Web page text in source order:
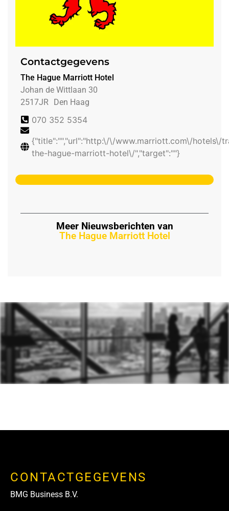
Contactgegevens
The Hague Marriott Hotel
Johan de Wittlaan 30
2517JR
Den Haag
070 352 5354
{"title":"","url":"http:\/\/www.marriott.com\/hotels\/
the-hague-marriott-hotel\/","target":""}
Meer Nieuwsberichten van
The Hague Marriott Hotel
CONTACTGEGEVENS
BMG Business B.V.